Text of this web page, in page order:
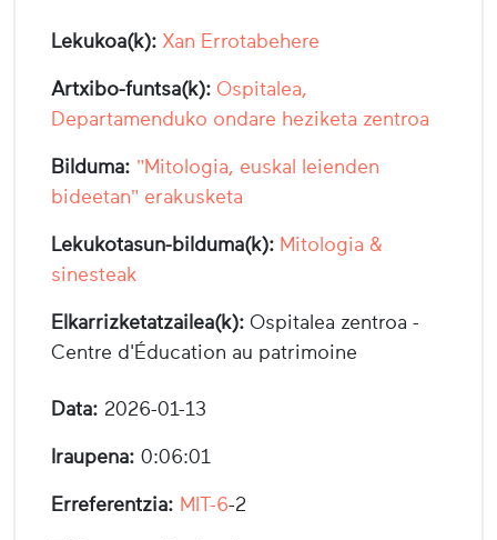
Lekukoa(k): Xan Errotabehere
Artxibo-funtsa(k): Ospitalea,
Departamenduko ondare heziketa zentroa
Bilduma: "Mitologia, euskal leienden
bideetan" erakusketa
Lekukotasun-bilduma(k): Mitologia &
sinesteak
Elkarrizketatzailea(k): Ospitalea zentroa -
Centre d'Éducation au patrimoine
Data: 2026-01-13
Iraupena: 0:06:01
Erreferentzia: MIT-6-2